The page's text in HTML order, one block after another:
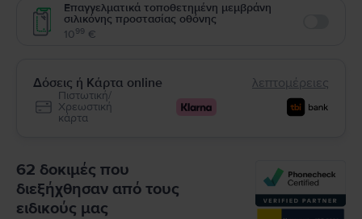
Επαγγελματικά τοποθετημένη μεμβράνη
σιλικόνης προστασίας οθόνης
1099 €
Δόσεις ή Κάρτα online λεπτομέρειες
Πιστωτική/
Χρεωστική
κάρτα
62 δοκιμές που
διεξήχθησαν από τους
ειδικούς μας